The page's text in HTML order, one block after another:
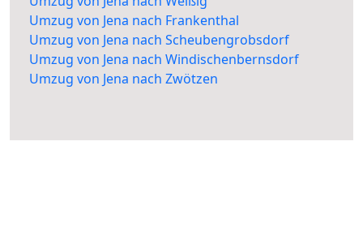
Umzug von Jena nach Frankenthal
Umzug von Jena nach Scheubengrobsdorf
Umzug von Jena nach Windischenbernsdorf
Umzug von Jena nach Zwötzen